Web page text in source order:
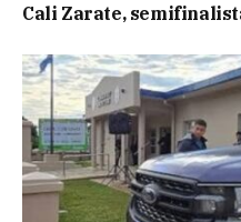
Cali Zarate,